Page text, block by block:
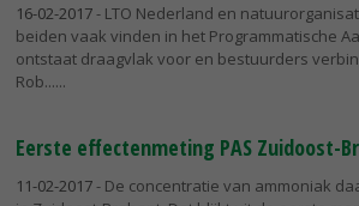
16-02-2017- LTO Nederland en
beiden vaak vinden in het Programmatische
ontstaat draagvlak voor en bestuurders
Rob...
Eerste effectenmeting PAS Zuidoost-
11-02-2017- De concentratie van ammoniak